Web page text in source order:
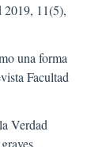
2019, 11(5),
una forma
Facultad
Verdad